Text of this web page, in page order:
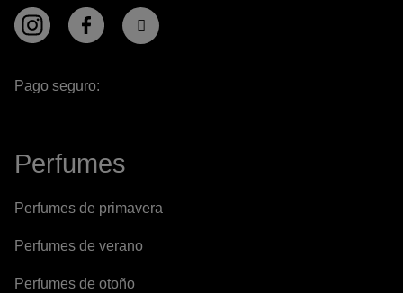
Pago seguro:
Perfumes
Perfumes de primavera
Perfumes de verano
Perfumes de otoño